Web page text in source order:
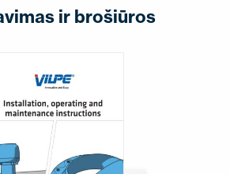
ir brošiūros